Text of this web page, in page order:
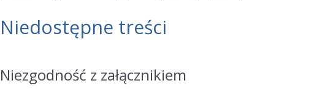
Niedostępne treści
Niezgodność z załącznikiem